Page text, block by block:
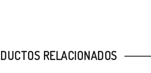
RELACIONADOS